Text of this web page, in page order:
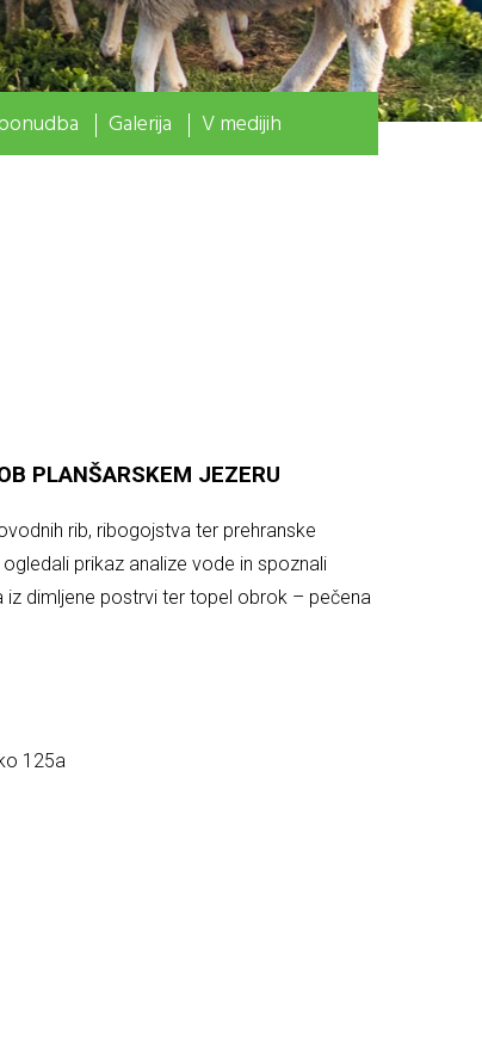
Galerija V medijih
PLANŠARSKEM JEZERU
rib, ribogojstva ter prehranske
prikaz analize vode in spoznali
dimljene postrvi ter topel obrok – pečena
125a